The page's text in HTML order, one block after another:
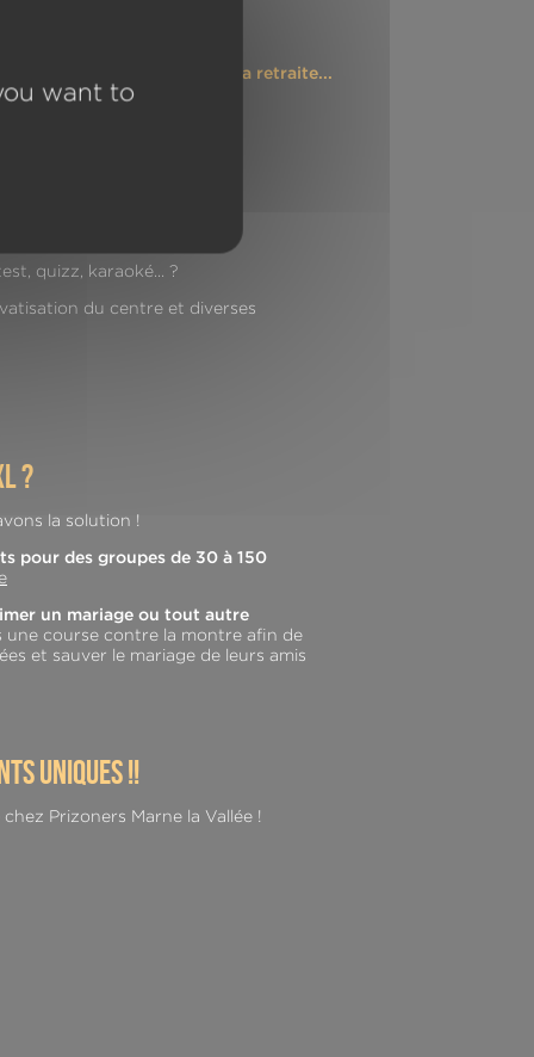
game !
/ BDE, Diplôme, Départ à la retraite...
quizz, karaoké... ?
du centre et diverses
?
la solution !
pour des groupes de 30 à 150
un mariage ou tout autre
une course contre la montre afin de
et sauver le mariage de leurs amis
uniques !!
Prizoners Marne la Vallée !
want to